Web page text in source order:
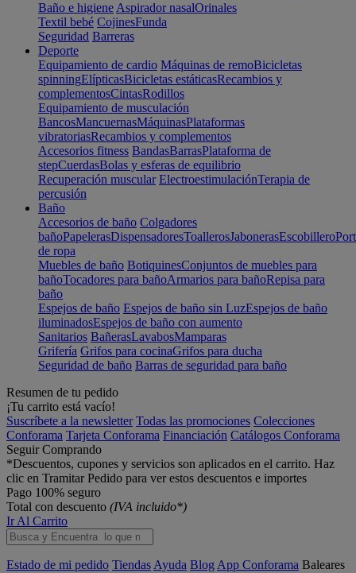
Baño e higiene Aspirador nasalOrinales
Textil bebé CojinesFunda
Seguridad Barreras
Deporte
Equipamiento de cardio Máquinas de remoBicicletas
spinningElípticasBicicletas estáticasRecambios y
complementosCintasRodillos
Equipamiento de musculación
BancosMancuernasMáquinasPlataformas
vibratoriasRecambios y complementos
Accesorios fitness BandasBarrasPlataforma de
stepCuerdasBolas y esferas de equilibrio
Recuperación muscular ElectroestimulaciónTerapia de
percusión
Baño
Accesorios de baño Colgadores
bañoPapelerasDispensadoresToallerosJabonerasEscobillero
de ropa
Muebles de baño BotiquinesConjuntos de muebles para
bañoTocadores para bañoArmarios para bañoRepisa para
baño
Espejos de baño Espejos de baño sin LuzEspejos de baño
iluminadosEspejos de baño con aumento
Sanitarios BañerasLavabosMamparas
Grifería Grifos para cocinaGrifos para ducha
Seguridad de baño Barras de seguridad para baño
Resumen de tu pedido
¡Tu carrito está vacío!
Suscríbete a la newsletter Todas las promociones Colecciones
Conforama Tarjeta Conforama Financiación Catálogos Conforama
Seguir Comprando
*Descuentos, cupones y servicios son aplicados en el carrito. Haz
clic en Tramitar Pedido para ver estos descuentos e importes
Pago 100% seguro
Total con descuento (IVA incluido*)
Ir Al Carrito
Estado de mi pedido Tiendas Ayuda Blog App Conforama Baleares